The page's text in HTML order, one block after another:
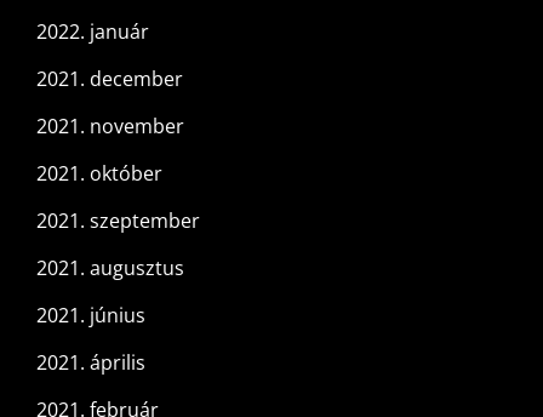
2022. január
2021. december
2021. november
2021. október
2021. szeptember
2021. augusztus
2021. június
2021. április
2021. február